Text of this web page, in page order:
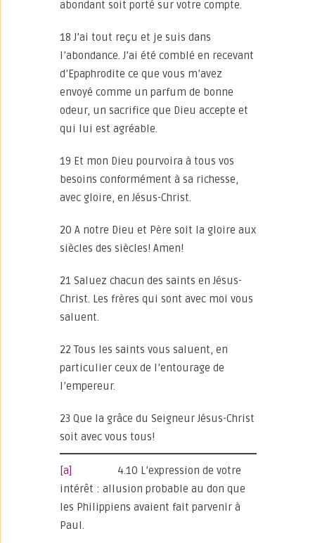
abondant soit porté sur votre compte.
18 J’ai tout reçu et je suis dans
l’abondance. J’ai été comblé en recevant
d’Epaphrodite ce que vous m’avez
envoyé comme un parfum de bonne
odeur, un sacrifice que Dieu accepte et
qui lui est agréable.
19 Et mon Dieu pourvoira à tous vos
besoins conformément à sa richesse,
avec gloire, en Jésus-Christ.
20 A notre Dieu et Père soit la gloire aux
siècles des siècles! Amen!
21 Saluez chacun des saints en Jésus-
Christ. Les frères qui sont avec moi vous
saluent.
22 Tous les saints vous saluent, en
particulier ceux de l’entourage de
l’empereur.
23 Que la grâce du Seigneur Jésus-Christ
soit avec vous tous!
[a]
4.10 L’expression de votre
intérêt : allusion probable au don que
les Philippiens avaient fait parvenir à
Paul.